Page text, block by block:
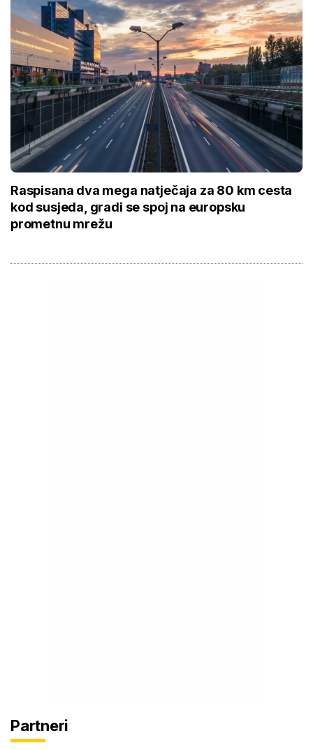
Raspisana dva mega natječaja za 80 km cesta
kod susjeda, gradi se spoj na europsku
prometnu mrežu
Partneri